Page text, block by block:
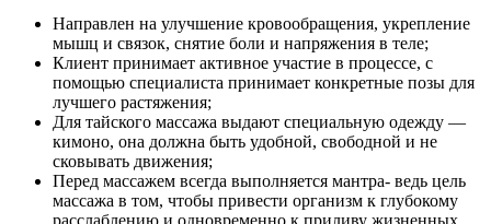
Направлен на улучшение кровообращения, укрепление
мышц и связок, снятие боли и напряжения в теле;
Клиент принимает активное участие в процессе, с
помощью специалиста принимает конкретные позы для
лучшего растяжения;
Для тайского массажа выдают специальную одежду —
кимоно, она должна быть удобной, свободной и не
сковывать движения;
Перед массажем всегда выполняется мантра- ведь цель
массажа в том, чтобы привести организм к глубокому
расслаблению и одновременно к приливу жизненных